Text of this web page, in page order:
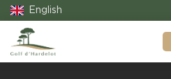
English